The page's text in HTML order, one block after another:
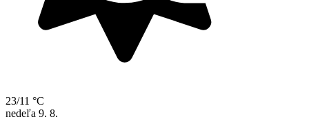
23/11 °C
nedeľa 9. 8.